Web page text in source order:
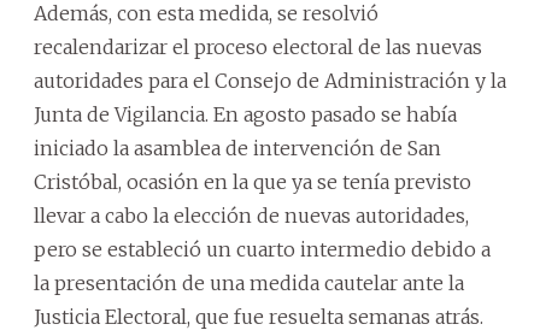
Además, con esta medida, se resolvió
recalendarizar el proceso electoral de las nuevas
autoridades para el Consejo de Administración y la
Junta de Vigilancia. En agosto pasado se había
iniciado la asamblea de intervención de San
Cristóbal, ocasión en la que ya se tenía previsto
llevar a cabo la elección de nuevas autoridades,
pero se estableció un cuarto intermedio debido a
la presentación de una medida cautelar ante la
Justicia Electoral, que fue resuelta semanas atrás.